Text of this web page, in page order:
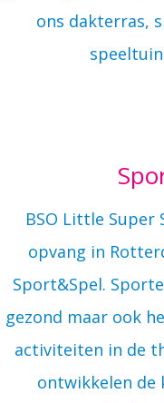
ons dakterras,
BSO Little Super
opvang in
Sport&Spel.
gezond maar ook
activiteiten in de
ontwikkelen de